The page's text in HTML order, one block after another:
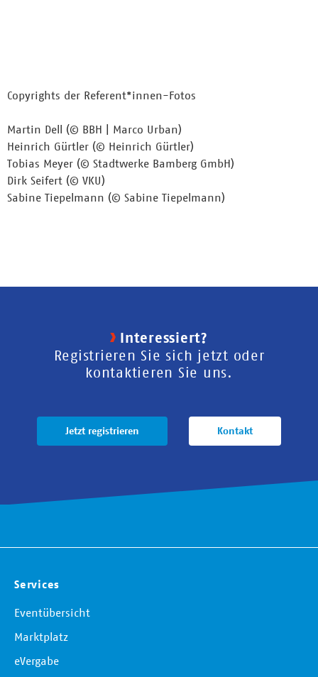
Copyrights der Referent*innen-Fotos
Martin Dell (© BBH | Marco Urban)
Heinrich Gürtler (© Heinrich Gürtler)
Tobias Meyer (© Stadtwerke Bamberg GmbH)
Dirk Seifert (© VKU)
Sabine Tiepelmann (© Sabine Tiepelmann)
Interessiert?
Registrieren Sie sich jetzt oder
kontaktieren Sie uns.
Jetzt registrieren Kontakt
Services
Eventübersicht
Marktplatz
eVergabe